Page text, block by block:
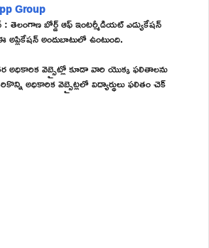
Group
: తెలంగాణ బోర్డ్ ఆఫ్ ఇంటర్మీడియట్ ఎడ్యుకేషన్
అందుబాటులో ఉంటుంది.
అధికారిక వెబ్సైట్లో కూడా వారి యొక్క ఫలితాలను
అధికారిక వెబ్సైట్లలో విద్యార్థులు ఫలితం చెక్